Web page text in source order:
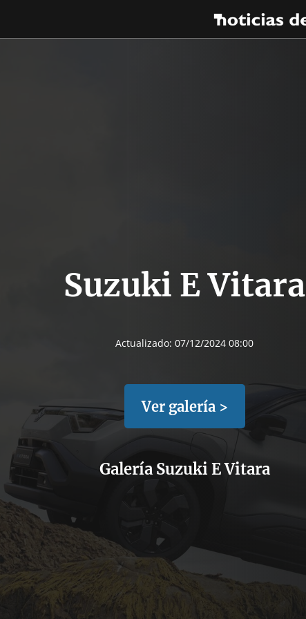
Suzuki E Vitara
Actualizado: 07/12/2024 08:00
Ver galería >
Galería Suzuki E Vitara